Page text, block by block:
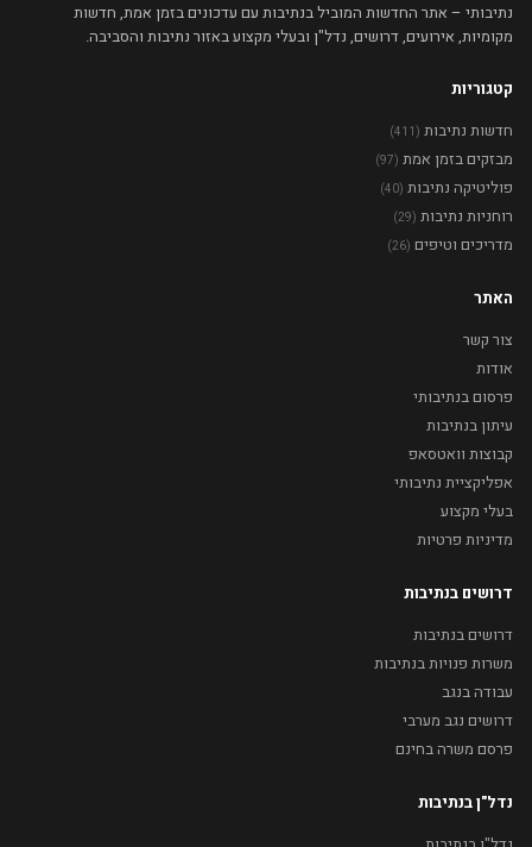
נתיבותי – אתר החדשות המוביל בנתיבות עם עדכונים בזמן אמת, חדשות
מקומיות, אירועים, דרושים, נדל"ן ובעלי מקצוע באזור נתיבות והסביבה.
קטגוריות
חדשות נתיבות (411)
מבזקים בזמן אמת (97)
פוליטיקה נתיבות (40)
רוחניות נתיבות (29)
מדריכים וטיפים (26)
האתר
צור קשר
אודות
פרסום בנתיבותי
עיתון בנתיבות
קבוצות וואטסאפ
אפליקציית נתיבותי
בעלי מקצוע
מדיניות פרטיות
דרושים בנתיבות
דרושים בנתיבות
משרות פנויות בנתיבות
עבודה בנגב
דרושים נגב מערבי
פרסם משרה בחינם
נדל"ן בנתיבות